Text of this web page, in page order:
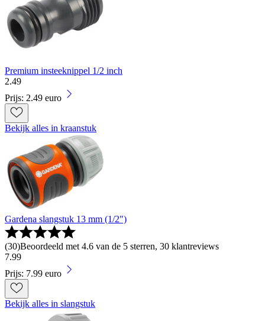
Premium insteeknippel 1/2 inch
2.49
Prijs: 2.49 euro
Bekijk alles in kraanstuk
Gardena slangstuk 13 mm (1/2")
(30)Beoordeeld met 4.6 van de 5 sterren, 30 klantreviews
7.99
Prijs: 7.99 euro
Bekijk alles in slangstuk